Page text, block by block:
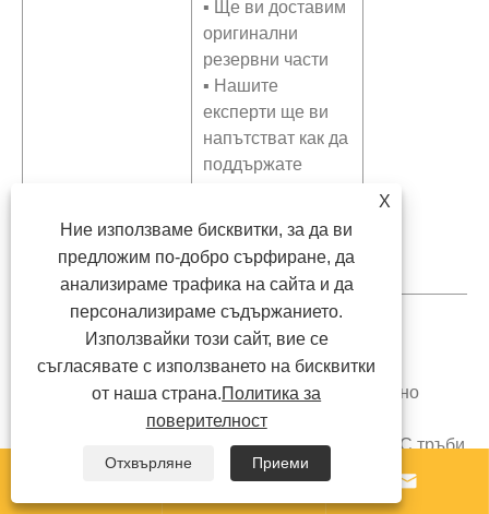
▪ Ще ви доставим
оригинални
резервни части
▪ Нашите
експерти ще ви
напътстват как да
поддържате
докато бизнесът
ви расте.
Успешни случаи
Специализирайки се в първокласно, авангардно
оборудване за пластмасови тръби, Yongte е
проектирала машина за производство на UPVC тръби
с диаметър 50-160 mm, която спечели широко
признание на световния и вътрешния пазар чрез
 
X
Ние използваме бисквитки, за да ви
предложим по-добро сърфиране, да
анализираме трафика на сайта и да
персонализираме съдържанието.
Използвайки този сайт, вие се
съгласявате с използването на бисквитки
от наша страна.Политика за
поверителност
Отхвърляне Приеми